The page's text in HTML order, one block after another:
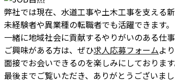
弊社では現在、水道工事や土木工事を支える
未経験者や異業種の転職者でも活躍できます。
一緒に地域社会に貢献するやりがいのある仕事
ご興味がある方は、ぜひ求人応募フォームよ
面接でお会いできるのを楽しみにしております
最後までご覧いただき、ありがとうございまし